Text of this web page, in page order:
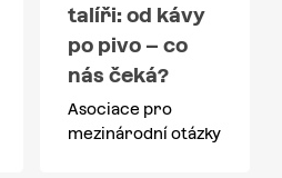
talíři: od kávy
po pivo – co
nás čeká?
Asociace pro
mezinárodní otázky